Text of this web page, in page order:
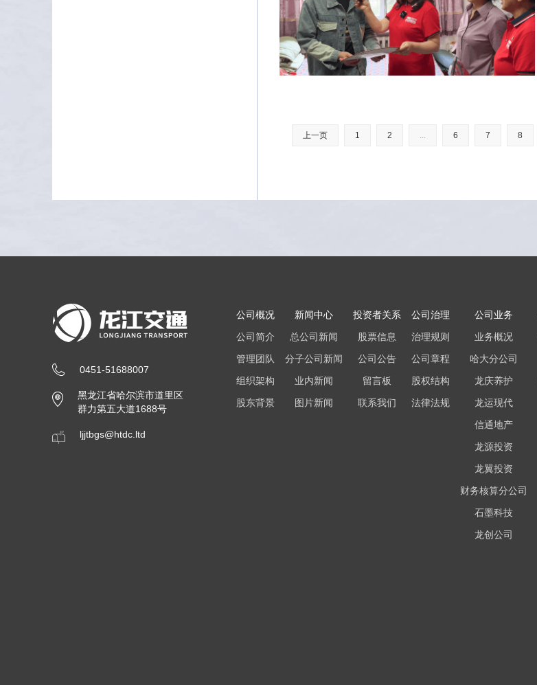
上一页 1 2 6 7 8
0451-51688007
黑龙江省哈尔滨市道里区
群力第五大道1688号
ljjtbgs@htdc.ltd
公司概况
公司简介
管理团队
组织架构
股东背景
新闻中心
总公司新闻
分子公司新闻
业内新闻
图片新闻
投资者关系
股票信息
公司公告
留言板
联系我们
公司治理
治理规则
公司章程
股权结构
法律法规
公司业务
业务概况
哈大分公司
龙庆养护
龙运现代
信通地产
龙源投资
龙翼投资
财务核算分公司
石墨科技
龙创公司